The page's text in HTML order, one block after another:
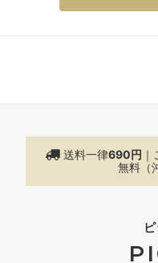
送料一律690円
無料（